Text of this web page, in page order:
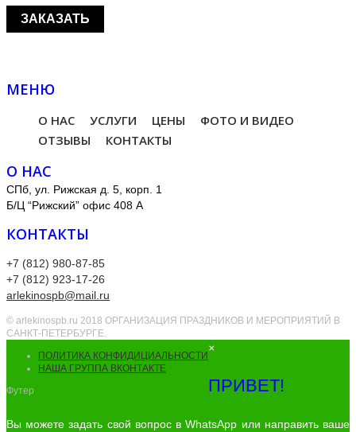
МЕНЮ
О НАС УСЛУГИ ЦЕНЫ
ФОТО И ВИДЕО
ОТЗЫВЫ
КОНТАКТЫ
О НАС
СПб, ул. Рижская д. 5, корп. 1
Б/Ц “Рижский” офис 408 А
КОНТАКТЫ
+7 (812) 980-87-85
+7 (812) 923-17-26
arlekinospb@mail.ru
© arlekinospb.ru 2018 ОРГАНИЗАЦИЯ ПРАЗДНИКОВ И МЕРОПРИЯТИЙ В
САНКТ-ПЕТЕРБУРГЕ.
ПОЛИТИКА КОНФИДИЦИАЛЬНОСТИ
НАША ГРУППА ВКОНТАКТЕ
Футер
×
ПРИВЕТ!
Вы можете задать свой вопрос в WhatsApp или направить ваше